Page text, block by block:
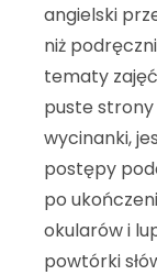
angielski
niż
tematy
puste strony
wycinanki,
postępy
po
okularów i
powtórki